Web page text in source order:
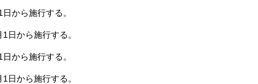
から施行する。
日から施行する。
から施行する。
日から施行する。